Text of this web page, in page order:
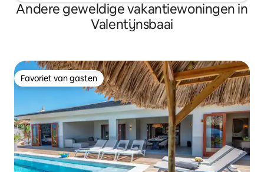
Andere geweldige vakantiewoningen in
Valentijnsbaai
Favoriet van gasten
Favoriet van gasten